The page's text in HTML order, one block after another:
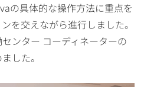
の具体的な操作方法に重点を
を交えながら進行しました。
ンター コーディネーターの
した。